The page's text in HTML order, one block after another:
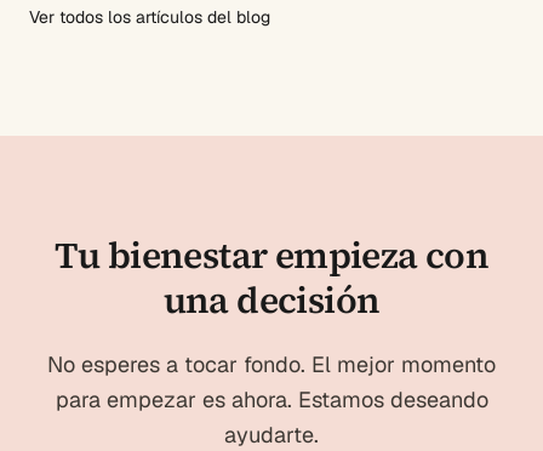
Ver todos los artículos del blog
Tu bienestar empieza con
una decisión
No esperes a tocar fondo. El mejor momento
para empezar es ahora. Estamos deseando
ayudarte.